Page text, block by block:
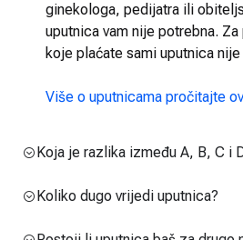
ginekologa, pedijatra ili
uputnica vam nije potrebna.
koje plaćate sami uputnica
Više o uputnicama pročitajte
Koja je razlika između A, B, C i
Koliko dugo vrijedi uputnica?